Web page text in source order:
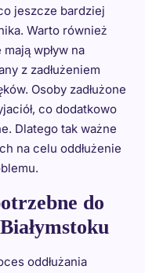
jeszcze bardziej
Warto również
wpływ na
z zadłużeniem
Osoby zadłużone
co dodatkowo
Dlatego tak ważne
na celu oddłużenie
do
oddłużania